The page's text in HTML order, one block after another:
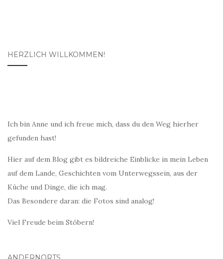
HERZLICH WILLKOMMEN!
Ich bin Anne und ich freue mich, dass du den Weg hierher
gefunden hast!
Hier auf dem Blog gibt es bildreiche Einblicke in mein Leben
auf dem Lande, Geschichten vom Unterwegssein, aus der
Küche und Dinge, die ich mag.
Das Besondere daran: die Fotos sind analog!
Viel Freude beim Stöbern!